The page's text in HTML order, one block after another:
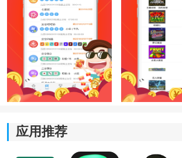
推荐理由
1、界面优化：新版重新调整了首页内容
用的资料入口放在更加显眼的位置，减
高日常浏览效率。
2、运行更稳定：针对部分机型进行了
状态。
应用推荐